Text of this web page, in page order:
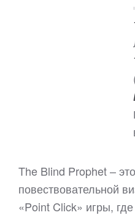
The Blind Prophet –
повествовательной
«Point Click» игры,